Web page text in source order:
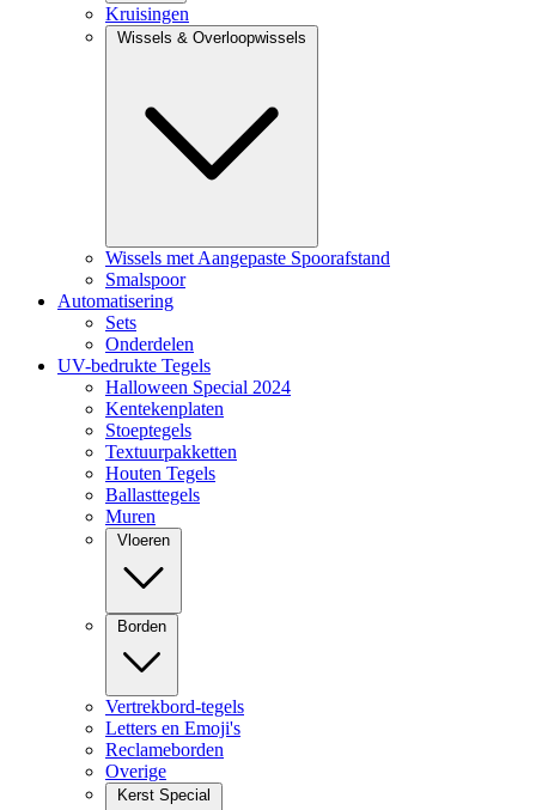
Kruisingen
Wissels & Overloopwissels
Wissels met Aangepaste Spoorafstand
Smalspoor
Automatisering
Sets
Onderdelen
UV-bedrukte Tegels
Halloween Special 2024
Kentekenplaten
Stoeptegels
Textuurpakketten
Houten Tegels
Ballasttegels
Muren
Vloeren
Borden
Vertrekbord-tegels
Letters en Emoji's
Reclameborden
Overige
Kerst Special